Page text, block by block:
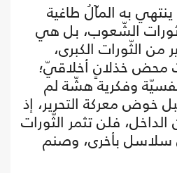
ينتهي به المآلُ طاغية
الشّعوب، بل هي
من الثّورات الكبرى،
محض خذلانٍ أخلاقيّ؛
وفكرية هشّة لم
خوض معركة التحرير، إذ
الداخل، فلن تثمر الثّورات
سلاسل بأخرى، وصنم